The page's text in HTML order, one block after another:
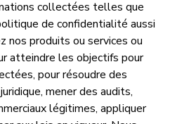
collectées telles que
de confidentialité aussi
nos produits ou services ou
atteindre les objectifs pour
pour résoudre des
mener des audits,
légitimes, appliquer